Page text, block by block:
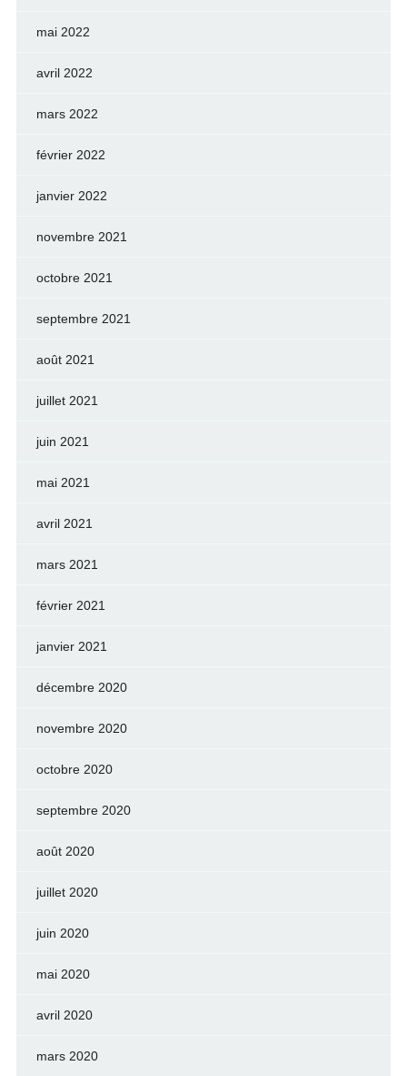
mai 2022
avril 2022
mars 2022
février 2022
janvier 2022
novembre 2021
octobre 2021
septembre 2021
août 2021
juillet 2021
juin 2021
mai 2021
avril 2021
mars 2021
février 2021
janvier 2021
décembre 2020
novembre 2020
octobre 2020
septembre 2020
août 2020
juillet 2020
juin 2020
mai 2020
avril 2020
mars 2020